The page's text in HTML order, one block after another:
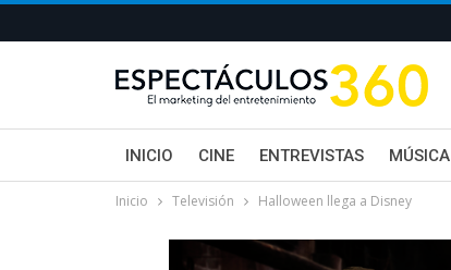
INICIO CINE ENTREVISTAS MÚSICA
Inicio Televisión Halloween llega a Disney